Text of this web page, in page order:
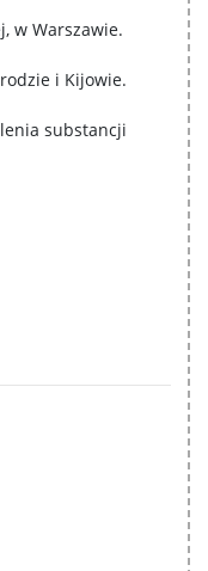
w Warszawie.
i Kijowie.
substancji